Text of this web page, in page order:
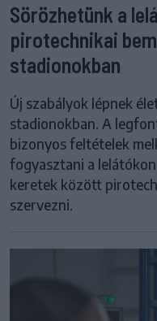
Sörözhetünk a
pirotechnikai
stadionokban
Új szabályok lépnek
stadionokban. A
bizonyos feltételek
fogyasztani a
keretek között
szervezni.